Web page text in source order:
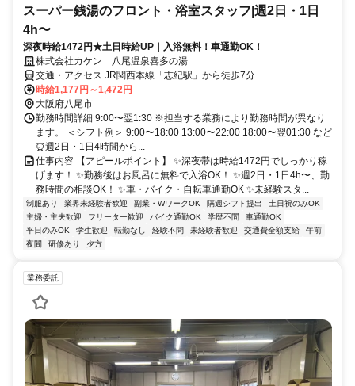
スーパー銭湯のフロント・浴室スタッフ|週2日・1日
4h〜
深夜時給1472円★土日時給UP｜入浴無料！車通勤OK！
株式会社カケン 八尾温泉喜多の湯
交通・アクセス JR関西本線「志紀駅」から徒歩7分
時給1,177円～1,472円
大阪府八尾市
勤務時間詳細 9:00〜翌1:30 ※担当する業務により勤務時間が異なり
ます。 ＜シフト例＞ 9:00〜18:00 13:00〜22:00 18:00〜翌01:30 など
⏰週2日・1日4時間から...
仕事内容 【アピールポイント】 ✨深夜帯は時給1472円でしっかり稼
げます！ ✨勤務後はお風呂に無料で入浴OK！ ✨週2日・1日4h〜、勤
務時間の相談OK！ ✨車・バイク・自転車通勤OK ✨未経験スタ...
制服あり 業界未経験者歓迎 副業・WワークOK 隔週シフト提出
土日祝のみOK
主婦・主夫歓迎
フリーター歓迎 バイク通勤OK 学歴不問
車通勤OK
平日のみOK
学生歓迎 転勤なし 経験不問 未経験者歓迎 交通費全額支給
午前
夜間
研修あり 夕方
業務委託